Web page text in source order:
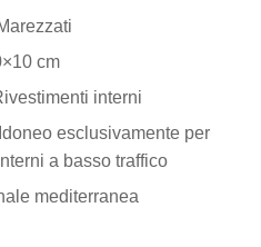
cm
interni
Idoneo esclusivamente per
a basso traffico
mediterranea